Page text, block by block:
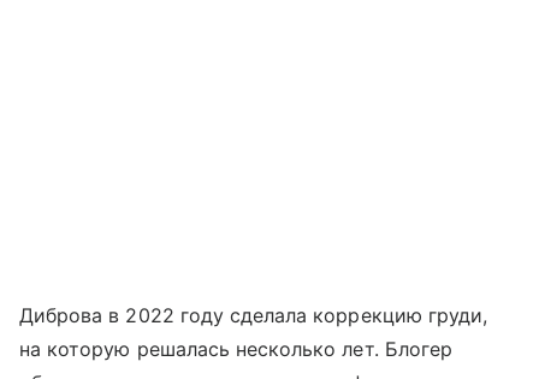
Диброва в 2022 году сделала коррекцию груди,
на которую решалась несколько лет. Блогер